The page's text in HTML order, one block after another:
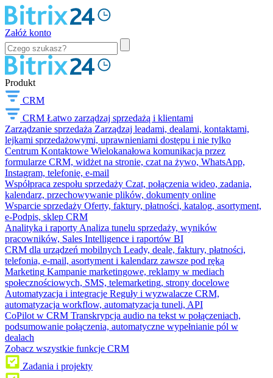
Załóż konto
Produkt
CRM
CRM Łatwo zarządzaj sprzedażą i klientami
Zarządzanie sprzedażą Zarządzaj leadami, dealami, kontaktami,
lejkami sprzedażowymi, uprawnieniami dostępu i nie tylko
Centrum Kontaktowe Wielokanałowa komunikacja przez
formularze CRM, widżet na stronie, czat na żywo, WhatsApp,
Instagram, telefonię, e-mail
Współpraca zespołu sprzedaży Czat, połączenia wideo, zadania,
kalendarz, przechowywanie plików, dokumenty online
Wsparcie sprzedaży Oferty, faktury, płatności, katalog, asortyment,
e-Podpis, sklep CRM
Analityka i raporty Analiza tunelu sprzedaży, wyników
pracowników, Sales Intelligence i raportów BI
CRM dla urządzeń mobilnych Leady, deale, faktury, płatności,
telefonia, e-mail, asortyment i kalendarz zawsze pod ręką
Marketing Kampanie marketingowe, reklamy w mediach
społecznościowych, SMS, telemarketing, strony docelowe
Automatyzacja i integracje Reguły i wyzwalacze CRM,
automatyzacja workflow, automatyzacja tuneli, API
CoPilot w CRM Transkrypcja audio na tekst w połączeniach,
podsumowanie połączenia, automatyczne wypełnianie pól w
dealach
Zobacz wszystkie funkcje CRM
Zadania i projekty